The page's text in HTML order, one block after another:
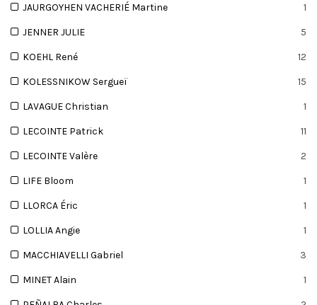
JAURGOYHEN VACHERIÉ Martine 1
JENNER JULIE 5
KOEHL René 12
KOLESSNIKOW Sergueï 15
LAVAGUE Christian 1
LECOINTE Patrick 11
LECOINTE Valère 2
LIFE Bloom 1
LLORCA Éric 1
LOLLIA Angie 1
MACCHIAVELLI Gabriel 3
MINET Alain 1